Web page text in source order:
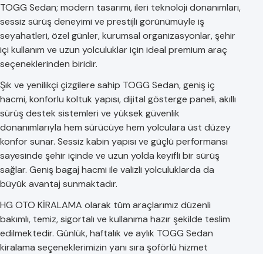
TOGG Sedan; modern tasarımı, ileri teknoloji donanımları,
sessiz sürüş deneyimi ve prestijli görünümüyle iş
seyahatleri, özel günler, kurumsal organizasyonlar, şehir
içi kullanım ve uzun yolculuklar için ideal premium araç
seçeneklerinden biridir.
Şık ve yenilikçi çizgilere sahip TOGG Sedan, geniş iç
hacmi, konforlu koltuk yapısı, dijital gösterge paneli, akıllı
sürüş destek sistemleri ve yüksek güvenlik
donanımlarıyla hem sürücüye hem yolculara üst düzey
konfor sunar. Sessiz kabin yapısı ve güçlü performansı
sayesinde şehir içinde ve uzun yolda keyifli bir sürüş
sağlar. Geniş bagaj hacmi ile valizli yolculuklarda da
büyük avantaj sunmaktadır.
HG OTO KİRALAMA olarak tüm araçlarımız düzenli
bakımlı, temiz, sigortalı ve kullanıma hazır şekilde teslim
edilmektedir. Günlük, haftalık ve aylık TOGG Sedan
kiralama seçeneklerimizin yanı sıra şoförlü hizmet